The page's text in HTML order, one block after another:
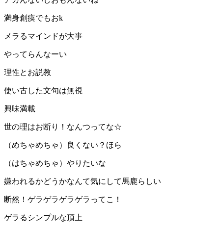
満身創痍でもおk
メラるマインドが大事
やってらんなーい
理性とお説教
使い古した文句は無視
興味満載
世の理はお断り！なんつってな☆
（めちゃめちゃ）良くない？ほら
（はちゃめちゃ）やりたいな
嫌われるかどうかなんて気にして馬鹿らしい
断然！ゲラゲラゲラゲラってこ！
ゲラるシンプルな頂上